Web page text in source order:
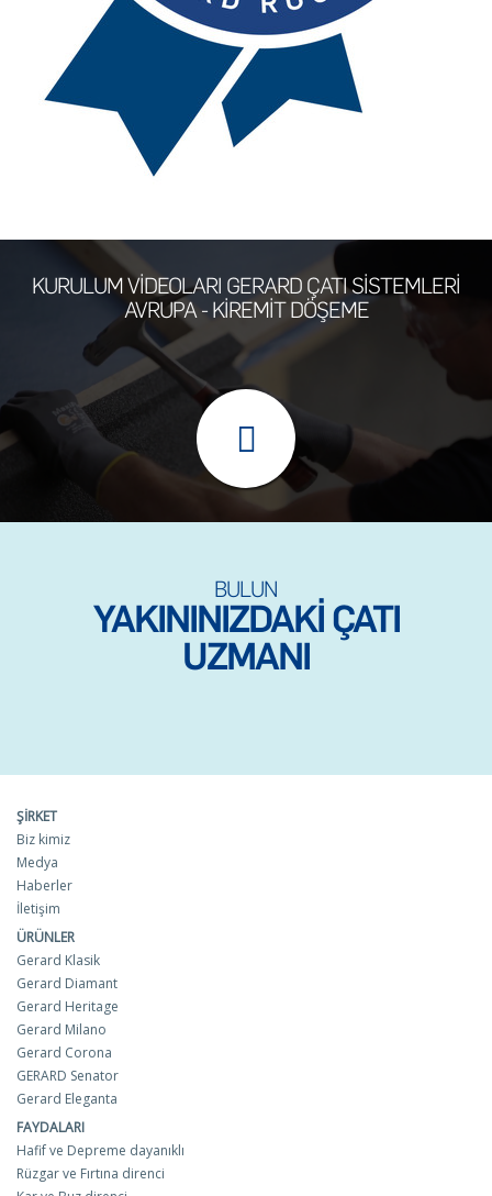
KURULUM VİDEOLARI GERARD ÇATI SİSTEMLERİ
AVRUPA - KİREMİT DÖŞEME
BULUN
YAKININIZDAKI ÇATI
UZMANI
ŞIRKET
Biz kimiz
Medya
Haberler
İletişim
ÜRÜNLER
Gerard Klasik
Gerard Diamant
Gerard Heritage
Gerard Milano
Gerard Corona
GERARD Senator
Gerard Eleganta
FAYDALARI
Hafif ve Depreme dayanıklı
Rüzgar ve Fırtına direnci